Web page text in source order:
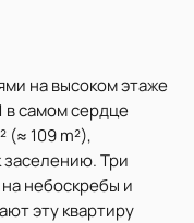
на высоком этаже
в самом сердце
(≈ 109 m²),
заселению. Три
небоскребы и
эту квартиру